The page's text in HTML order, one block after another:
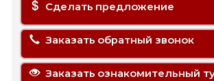
Сделать предложение
Заказать обратный звонок
Заказать ознакомительный